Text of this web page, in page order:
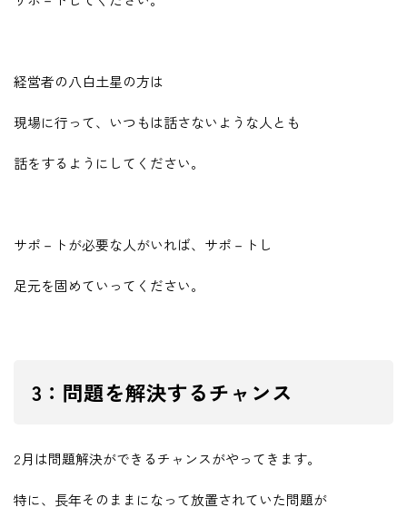
経営者の八白土星の方は
現場に行って、いつもは話さないような人とも
話をするようにしてください。
サポ－トが必要な人がいれば、サポ－トし
足元を固めていってください。
3：問題を解決するチャンス
2月は問題解決ができるチャンスがやってきます。
特に、長年そのままになって放置されていた問題が